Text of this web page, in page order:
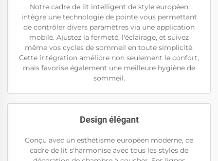
Notre cadre de lit intelligent de style européen
intègre une technologie de pointe vous permettant
de contrôler divers paramètres via une application
mobile. Ajustez la fermeté, l'éclairage, et suivez
même vos cycles de sommeil en toute simplicité.
Cette intégration améliore non seulement le confort,
mais favorise également une meilleure hygiène de
sommeil.
Design élégant
Conçu avec un esthétisme européen moderne, ce
cadre de lit s'harmonise avec tous les styles de